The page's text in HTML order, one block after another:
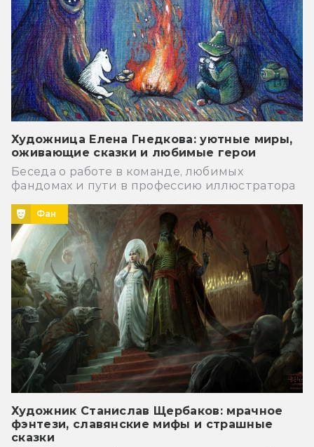
Художница Елена Гнедкова: уютные миры,
оживающие сказки и любимые герои
Беседа о работе в команде, любимых
фандомах и пути в профессию иллюстратора
Фан
Художник Станислав Щербаков: мрачное
фэнтези, славянские мифы и страшные
сказки